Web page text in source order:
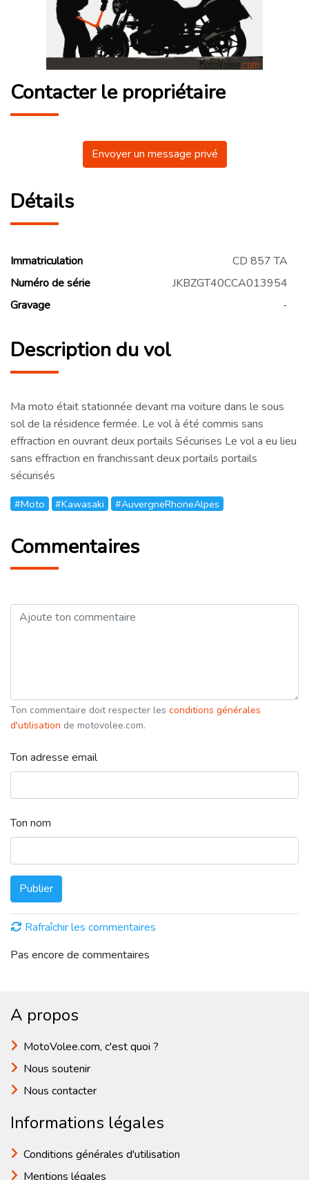
Contacter le propriétaire
Envoyer un message privé
Détails
Immatriculation
CD 857 TA
Numéro de série
JKBZGT40CCA013954
Gravage
-
Description du vol
Ma moto était stationnée devant ma voiture dans le sous
sol de la résidence fermée. Le vol à été commis sans
effraction en ouvrant deux portails Sécurises Le vol a eu lieu
sans effraction en franchissant deux portails portails
sécurisés
#Moto #Kawasaki #AuvergneRhoneAlpes
Commentaires
Ton commentaire doit respecter les conditions générales
d'utilisation de motovolee.com.
Ton adresse email
Ton nom
Publier
Rafraîchir les commentaires
Pas encore de commentaires
A propos
MotoVolee.com, c'est quoi ?
Nous soutenir
Nous contacter
Informations légales
Conditions générales d'utilisation
Mentions légales